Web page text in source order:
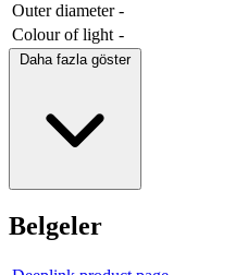
Outer diameter -
Colour of light -
Daha fazla göster
Belgeler